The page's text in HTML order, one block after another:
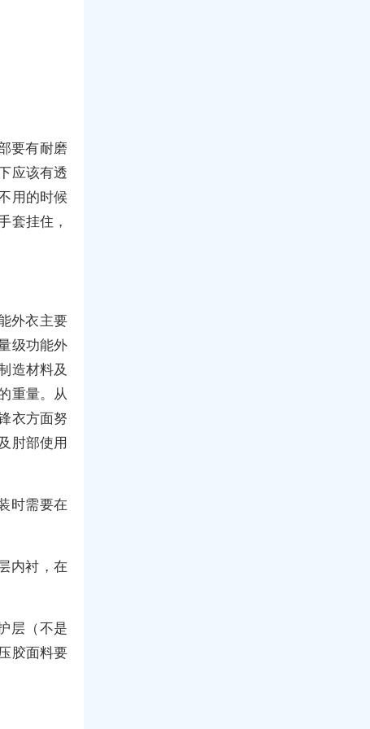
要有耐磨
应该有透
用的时候
套挂住，
外衣主要
级功能外
造材料及
重量。从
衣方面努
肘部使用
时需要在
内衬，在
层（不是
胶面料要